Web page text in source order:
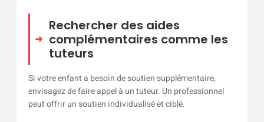
Rechercher des aides
complémentaires comme les
tuteurs
Si votre enfant a besoin de soutien supplémentaire,
envisagez de faire appel à un tuteur. Un professionnel
peut offrir un soutien individualisé et ciblé.